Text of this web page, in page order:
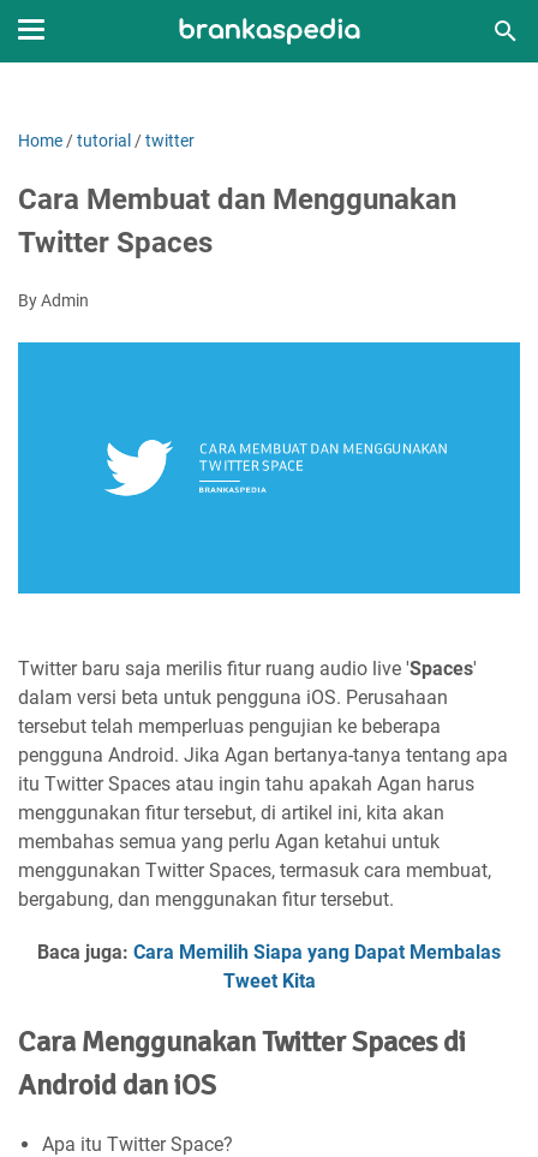
Home /tutorial /twitter
Cara Membuat dan Menggunakan
Twitter Spaces
By Admin
Twitter baru saja merilis fitur ruang audio live 'Spaces'
dalam versi beta untuk pengguna iOS. Perusahaan
tersebut telah memperluas pengujian ke beberapa
pengguna Android. Jika Agan bertanya-tanya tentang apa
itu Twitter Spaces atau ingin tahu apakah Agan harus
menggunakan fitur tersebut, di artikel ini, kita akan
membahas semua yang perlu Agan ketahui untuk
menggunakan Twitter Spaces, termasuk cara membuat,
bergabung, dan menggunakan fitur tersebut.
Baca juga: Cara Memilih Siapa yang Dapat Membalas
Tweet Kita
Cara Menggunakan Twitter Spaces di
Android dan iOS
Apa itu Twitter Space?